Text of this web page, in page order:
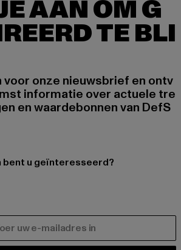
AAN OM G
TE BLI
voor onze nieuwsbrief en ontv
informatie over actuele tre
en waardebonnen van DefS
bent u geïnteresseerd?